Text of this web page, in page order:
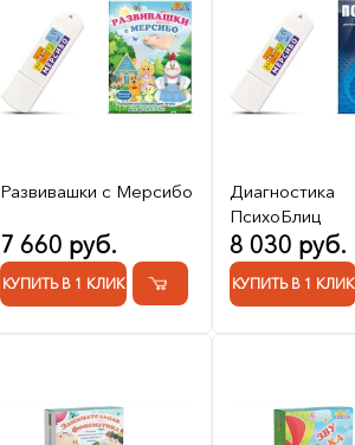
Развивашки с Мерсибо
7 660 руб.
КУПИТЬ В 1 КЛИК
Диагностика
ПсихоБлиц
8 030 руб.
КУПИТЬ В 1 КЛИК